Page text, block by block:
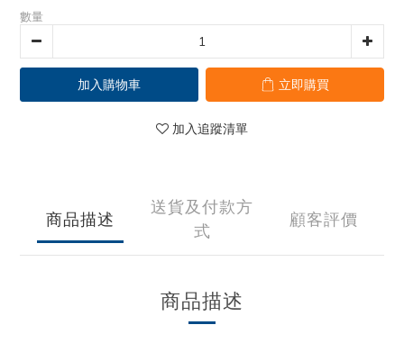
數量
加入購物車 立即購買
加入追蹤清單
商品描述
送貨及付款方
式
顧客評價
商品描述